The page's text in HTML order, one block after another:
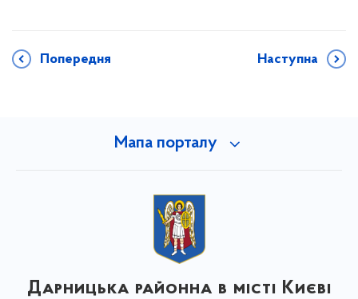
Попередня Наступна
Мапа порталу
Дарницька районна в місті Києві